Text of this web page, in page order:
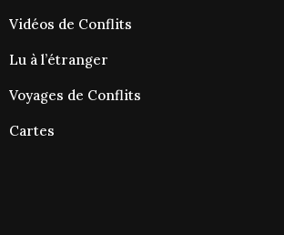
Vidéos de Conflits
Lu à l’étranger
Voyages de Conflits
Cartes